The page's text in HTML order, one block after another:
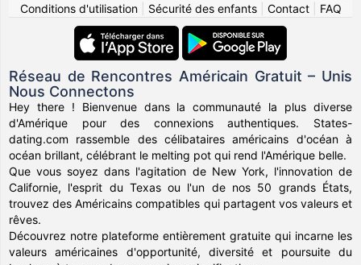
Conditions d'utilisation| Sécurité des enfants| Contact| FAQ
Réseau de Rencontres Américain Gratuit – Unis
Nous Connectons
Hey there ! Bienvenue dans la communauté la plus diverse
d'Amérique pour des connexions authentiques. States-
dating.com rassemble des célibataires américains d'océan à
océan brillant, célébrant le melting pot qui rend l'Amérique belle.
Que vous soyez dans l'agitation de New York, l'innovation de
Californie, l'esprit du Texas ou l'un de nos 50 grands États,
trouvez des Américains compatibles qui partagent vos valeurs et
rêves.
Découvrez notre plateforme entièrement gratuite qui incarne les
valeurs américaines d'opportunité, diversité et poursuite du